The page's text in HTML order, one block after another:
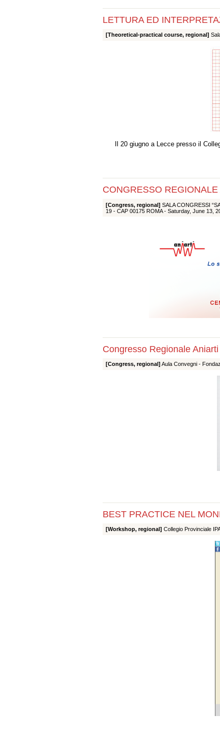
LETTURA ED
[Theoretical-practical course, regional]
Il 20 giugno a Lecce presso il
CONGRESSO
[Congress, regional] SALA CONGRESSI
19 - CAP 00175 ROMA - Saturday, June 13,
Congresso Regionale
[Congress, regional] Aula Convegni -
BEST PRACTICE NEL
[Workshop, regional] Collegio Provinciale